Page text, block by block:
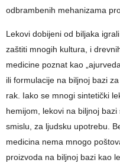
odbrambenih mehanizama
Lekovi dobijeni od biljaka
zaštiti mnogih kultura, i
medicine poznat kao
ili formulacije na biljnoj bazi
rak. Iako se mnogi sintetički
hemijom, lekovi na biljnoj
smislu, za ljudsku upotrebu.
medicina nema mnogo
proizvoda na biljnoj bazi kao